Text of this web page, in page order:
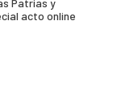
Patrias y
acto online